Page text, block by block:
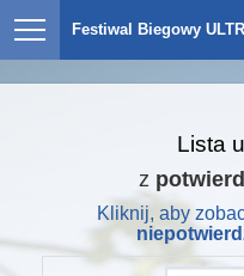
Festiwal Biegowy
Lista
z
Kliknij, aby